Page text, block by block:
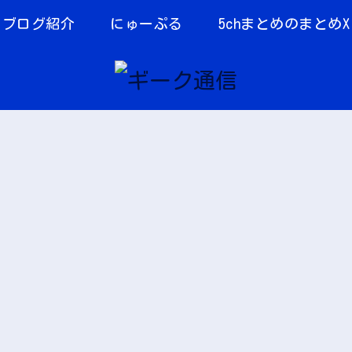
ログ紹介 にゅーぷる 5chまとめのまとめX